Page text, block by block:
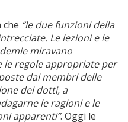
che “le due funzioni della
Le lezioni e le
miravano
le regole appropriate per
dai membri delle
dei dotti, a
le ragioni e le
apparenti”. Oggi le